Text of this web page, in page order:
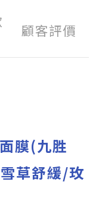
顧客評價
膜(九胜
草舒緩/玫